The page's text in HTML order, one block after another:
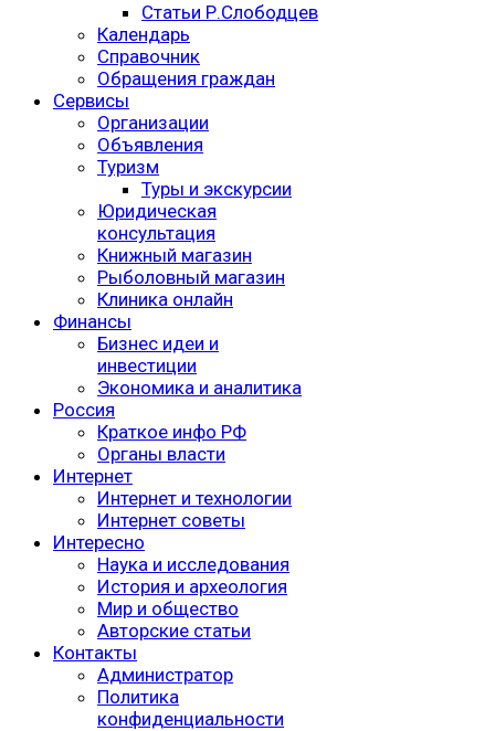
Статьи Р.Слободцев
Календарь
Справочник
Обращения граждан
Сервисы
Организации
Объявления
Туризм
Туры и экскурсии
Юридическая
консультация
Книжный магазин
Рыболовный магазин
Клиника онлайн
Финансы
Бизнес идеи и
инвестиции
Экономика и аналитика
Россия
Краткое инфо РФ
Органы власти
Интернет
Интернет и технологии
Интернет советы
Интересно
Наука и исследования
История и археология
Мир и общество
Авторские статьи
Контакты
Администратор
Политика
конфиденциальности